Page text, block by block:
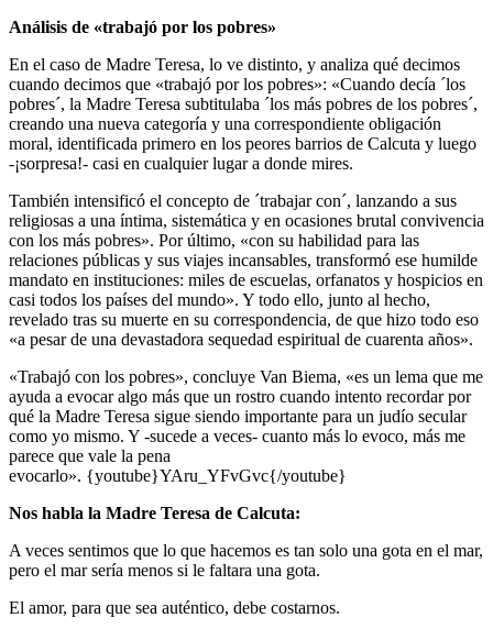
Análisis de «trabajó por los pobres»
En el caso de Madre Teresa, lo ve distinto, y analiza qué decimos
cuando decimos que «trabajó por los pobres»: «Cuando decía ´los
pobres´, la Madre Teresa subtitulaba ´los más pobres de los pobres´,
creando una nueva categoría y una correspondiente obligación
moral, identificada primero en los peores barrios de Calcuta y luego
-¡sorpresa!- casi en cualquier lugar a donde mires.
También intensificó el concepto de ´trabajar con´, lanzando a sus
religiosas a una íntima, sistemática y en ocasiones brutal convivencia
con los más pobres». Por último, «con su habilidad para las
relaciones públicas y sus viajes incansables, transformó ese humilde
mandato en instituciones: miles de escuelas, orfanatos y hospicios en
casi todos los países del mundo». Y todo ello, junto al hecho,
revelado tras su muerte en su correspondencia, de que hizo todo eso
«a pesar de una devastadora sequedad espiritual de cuarenta años».
«Trabajó con los pobres», concluye Van Biema, «es un lema que me
ayuda a evocar algo más que un rostro cuando intento recordar por
qué la Madre Teresa sigue siendo importante para un judío secular
como yo mismo. Y -sucede a veces- cuanto más lo evoco, más me
parece que vale la pena
evocarlo». {youtube}YAru_YFvGvc{/youtube}
Nos habla la Madre Teresa de Calcuta:
A veces sentimos que lo que hacemos es tan solo una gota en el mar,
pero el mar sería menos si le faltara una gota.
El amor, para que sea auténtico, debe costarnos.